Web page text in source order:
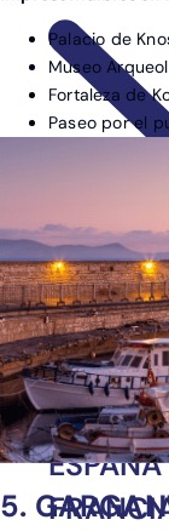
Europa
Asia
ESPAÑA
Palacio de
Museo
Fortaleza de
Paseo por el
5.